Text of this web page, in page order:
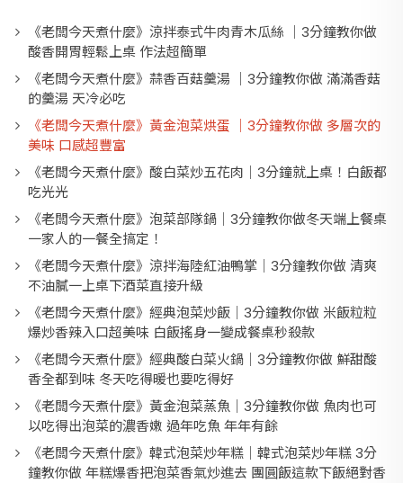
《老闆今天煮什麼》涼拌泰式牛肉青木瓜絲 ｜3分鐘教你做
酸香開胃輕鬆上桌 作法超簡單
《老闆今天煮什麼》蒜香百菇羹湯 ｜3分鐘教你做 滿滿香菇
的羹湯 天冷必吃
《老闆今天煮什麼》黃金泡菜烘蛋 ｜3分鐘教你做 多層次的
美味 口感超豐富
《老闆今天煮什麼》酸白菜炒五花肉｜3分鐘就上桌！白飯都
吃光光
《老闆今天煮什麼》泡菜部隊鍋｜3分鐘教你做冬天端上餐桌
一家人的一餐全搞定！
《老闆今天煮什麼》涼拌海陸紅油鴨掌｜3分鐘教你做 清爽
不油膩一上桌下酒菜直接升級
《老闆今天煮什麼》經典泡菜炒飯｜3分鐘教你做 米飯粒粒
爆炒香辣入口超美味 白飯搖身一變成餐桌秒殺款
《老闆今天煮什麼》經典酸白菜火鍋｜3分鐘教你做 鮮甜酸
香全都到味 冬天吃得暖也要吃得好
《老闆今天煮什麼》黃金泡菜蒸魚｜3分鐘教你做 魚肉也可
以吃得出泡菜的濃香嫩 過年吃魚 年年有餘
《老闆今天煮什麼》韓式泡菜炒年糕｜韓式泡菜炒年糕 3分
鐘教你做 年糕爆香把泡菜香氣炒進去 團圓飯這款下飯絕對香